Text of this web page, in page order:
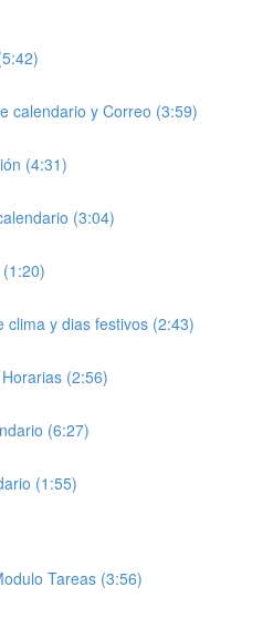
calendario y Correo (3:59)
(4:31)
(3:04)
clima y dias festivos (2:43)
(2:56)
(6:27)
(1:55)
Tareas (3:56)